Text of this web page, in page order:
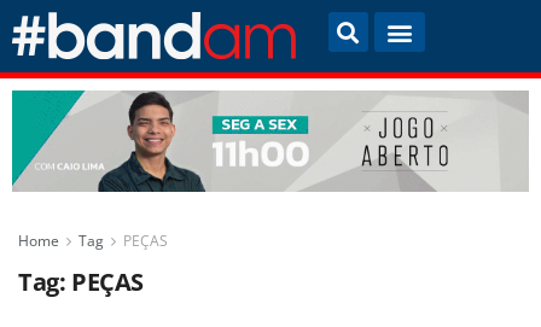
Home Tag PEÇAS
Tag: PEÇAS